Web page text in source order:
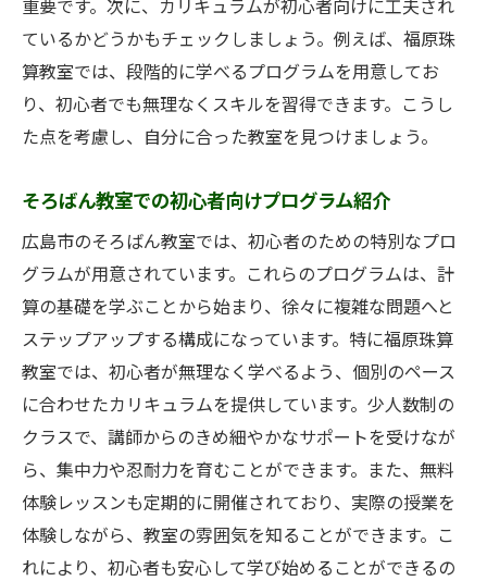
重要です。次に、カリキュラムが初心者向けに工夫され
ているかどうかもチェックしましょう。例えば、福原珠
算教室では、段階的に学べるプログラムを用意してお
り、初心者でも無理なくスキルを習得できます。こうし
た点を考慮し、自分に合った教室を見つけましょう。
そろばん教室での初心者向けプログラム紹介
広島市のそろばん教室では、初心者のための特別なプロ
グラムが用意されています。これらのプログラムは、計
算の基礎を学ぶことから始まり、徐々に複雑な問題へと
ステップアップする構成になっています。特に福原珠算
教室では、初心者が無理なく学べるよう、個別のペース
に合わせたカリキュラムを提供しています。少人数制の
クラスで、講師からのきめ細やかなサポートを受けなが
ら、集中力や忍耐力を育むことができます。また、無料
体験レッスンも定期的に開催されており、実際の授業を
体験しながら、教室の雰囲気を知ることができます。こ
れにより、初心者も安心して学び始めることができるの